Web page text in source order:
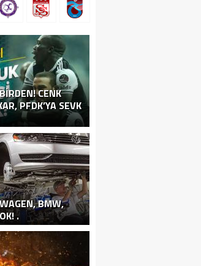
CENK
PFDK’YA SEVK
BMW,
.